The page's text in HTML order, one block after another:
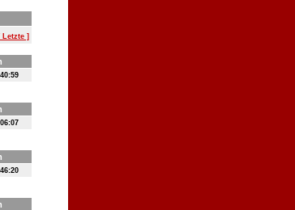
Letzte ]